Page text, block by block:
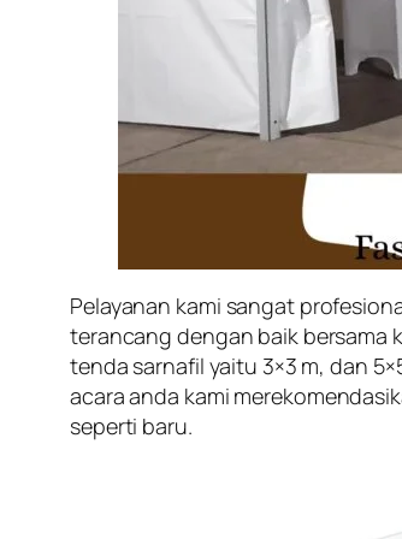
Pelayanan kami sangat
terancang dengan baik bersama
tenda sarnafil yaitu 3×3 m, dan
acara anda kami
seperti baru.